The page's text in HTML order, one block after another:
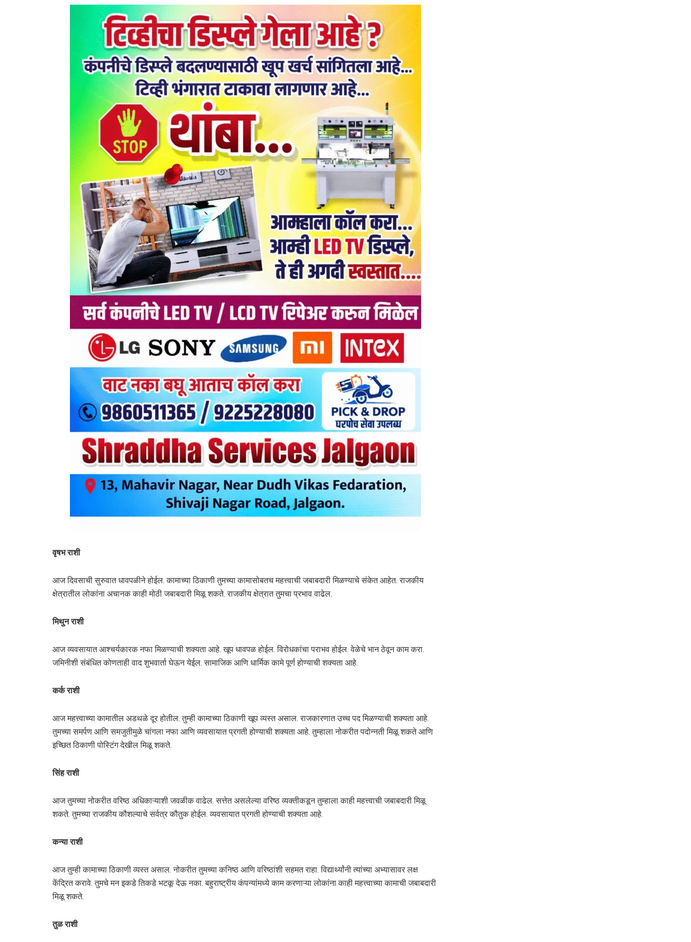
वृषभ राशी
आज दिवसाची सुरुवात धावपळीने होईल. कामाच्या ठिकाणी तुमच्या कामासोबतच महत्त्वाची जबाबदारी मिळण्याचे संकेत आहेत. राजकीय
क्षेत्रातील लोकांना अचानक काही मोठी जबाबदारी मिळू शकते. राजकीय क्षेत्रात तुमचा प्रभाव वाढेल.
मिथुन राशी
आज व्यवसायात आश्चर्यकारक नफा मिळण्याची शक्यता आहे. खूप धावपळ होईल. विरोधकांचा पराभव होईल. वेळेचे भान ठेवून काम करा.
जमिनीशी संबंधित कोणताही वाद शुभवार्ता घेऊन येईल. सामाजिक आणि धार्मिक कामे पूर्ण होण्याची शक्यता आहे.
कर्क राशी
आज महत्त्वाच्या कामातील अडथळे दूर होतील. तुम्ही कामाच्या ठिकाणी खूप व्यस्त असाल. राजकारणात उच्च पद मिळण्याची शक्यता आहे.
तुमच्या समर्पण आणि समजुतीमुळे चांगला नफा आणि व्यवसायात प्रगती होण्याची शक्यता आहे. तुम्हाला नोकरीत पदोन्नती मिळू शकते आणि
इच्छित ठिकाणी पोस्टिंग देखील मिळू शकते.
सिंह राशी
आज तुमच्या नोकरीत वरिष्ठ अधिकाऱ्याशी जवळीक वाढेल. सत्तेत असलेल्या वरिष्ठ व्यक्तीकडून तुम्हाला काही महत्त्वाची जबाबदारी मिळू
शकते. तुमच्या राजकीय कौशल्याचे सर्वत्र कौतुक होईल. व्यवसायात प्रगती होण्याची शक्यता आहे.
कन्या राशी
आज तुम्ही कामाच्या ठिकाणी व्यस्त असाल. नोकरीत तुमच्या कनिष्ठ आणि वरिष्ठांशी सहमत राहा. विद्यार्थ्यांनी त्यांच्या अभ्यासावर लक्ष
केंद्रित करावे. तुमचे मन इकडे तिकडे भटकू देऊ नका. बहुराष्ट्रीय कंपन्यांमध्ये काम करणाऱ्या लोकांना काही महत्त्वाच्या कामाची जबाबदारी
मिळू शकते.
तुळ राशी